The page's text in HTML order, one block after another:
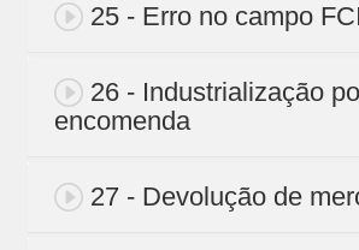
25 - Erro no campo FCI
26 - Industrialização
encomenda
27 - Devolução de